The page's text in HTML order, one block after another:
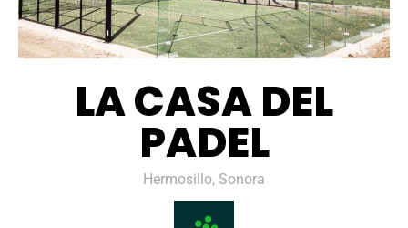
LA CASA DEL
PADEL
Hermosillo, Sonora